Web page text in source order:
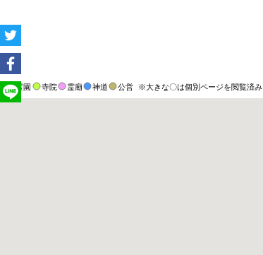
霊園 寺院 霊廟 神道 公営 ※大きな〇は個別ページを閲覧済み